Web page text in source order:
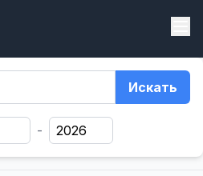
Искать
-